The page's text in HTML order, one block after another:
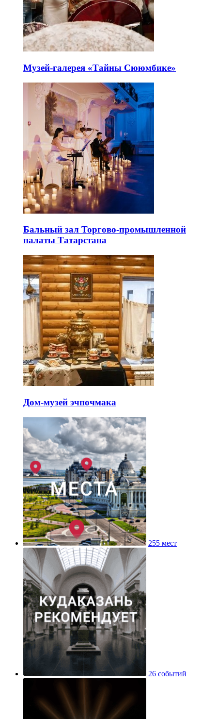
Музей-галерея «Тайны Сююмбике»
Бальный зал Торгово-промышленной
палаты Татарстана
Дом-музей эчпочмака
255 мест
26 событий